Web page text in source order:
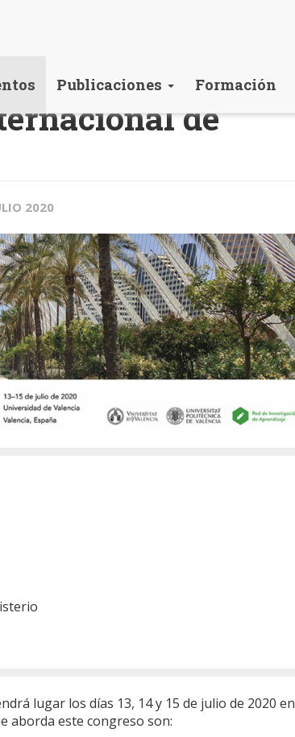
Publicaciones Formación
de
2020
lugar los días 13, 14 y 15 de julio de 2020 en
aborda este congreso son: